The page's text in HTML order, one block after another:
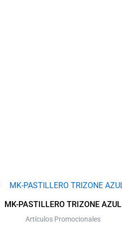
MK-PASTILLERO TRIZONE AZUL
Artículos Promocionales